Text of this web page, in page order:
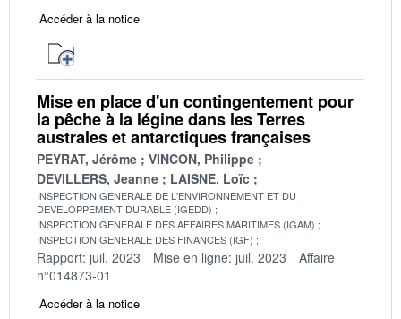
Accéder à la notice
Mise en place d'un contingentement pour
la pêche à la légine dans les Terres
australes et antarctiques françaises
PEYRAT, Jérôme
VINCON, Philippe
DEVILLERS, Jeanne
LAISNE, Loïc
INSPECTION GENERALE DE L'ENVIRONNEMENT ET DU
DEVELOPPEMENT DURABLE (IGEDD)
INSPECTION GENERALE DES AFFAIRES MARITIMES (IGAM)
INSPECTION GENERALE DES FINANCES (IGF)
Rapport: juil. 2023 Mise en ligne: juil. 2023
Affaire
n°014873-01
Accéder à la notice